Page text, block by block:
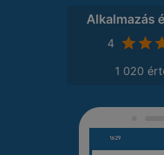
Alkalmazás
4
1 020